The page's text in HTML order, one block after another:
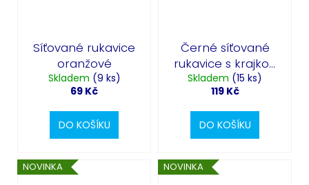
Síťované rukavice
oranžové
Skladem (9 ks)
69 Kč
DO KOŠÍKU
Černé síťované
rukavice s krajkou
- kříže
Skladem (15 ks)
119 Kč
DO KOŠÍKU
NOVINKA NOVINKA